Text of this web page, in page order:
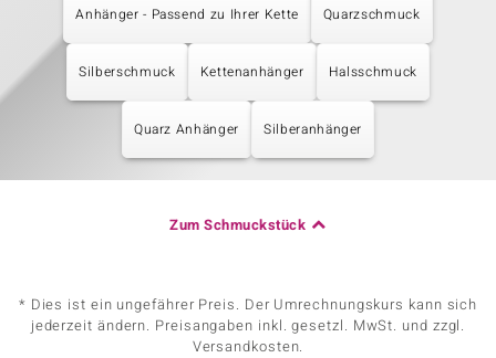
Anhänger - Passend zu Ihrer Kette Quarzschmuck
Silberschmuck Kettenanhänger Halsschmuck
Quarz Anhänger Silberanhänger
Zum Schmuckstück
* Dies ist ein ungefährer Preis. Der Umrechnungskurs kann sich
jederzeit ändern. Preisangaben inkl. gesetzl. MwSt. und zzgl.
Versandkosten.